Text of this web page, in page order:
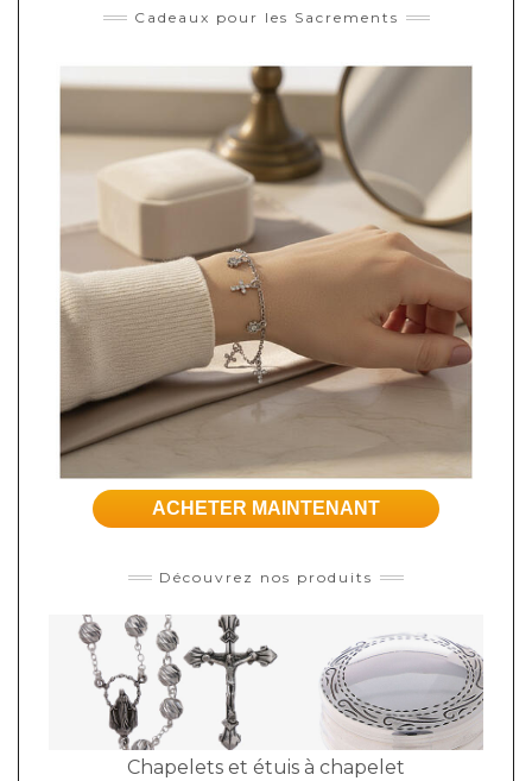
Cadeaux pour les Sacrements
ACHETER MAINTENANT
Découvrez nos produits
Chapelets et étuis à chapelet